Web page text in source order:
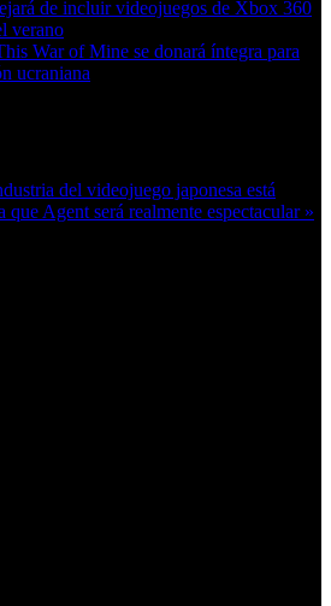
de incluir videojuegos de Xbox 360
verano
War of Mine se donará íntegra para
ucraniana
del videojuego japonesa está
que Agent será realmente espectacular »